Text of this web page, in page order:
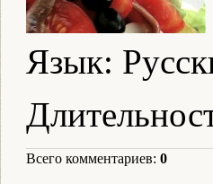
Язык:
Всего комментариев: 0